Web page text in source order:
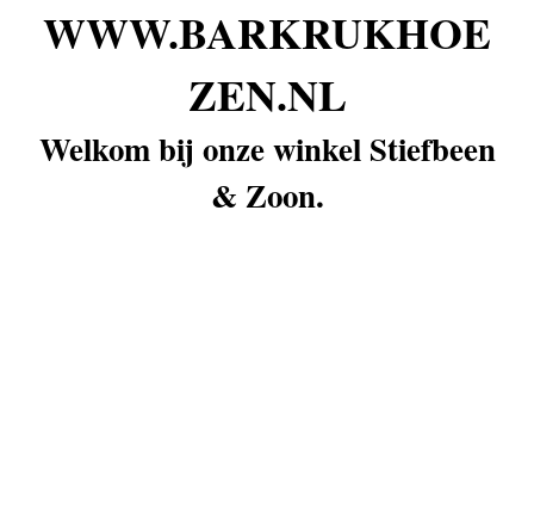
WWW.BARKRUKHOE
ZEN.NL
Welkom bij onze winkel Stiefbeen
& Zoon.